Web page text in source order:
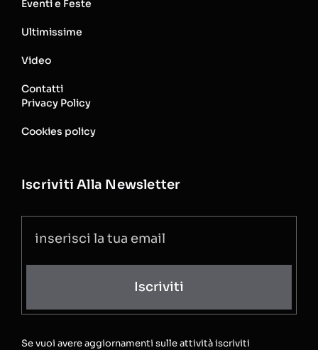
Eventi e Feste
Ultimissime
Video
Contatti
Privacy Policy
Cookies policy
Iscriviti Alla Newsletter
Iscriviti
Se vuoi avere aggiornamenti sulle attività iscriviti